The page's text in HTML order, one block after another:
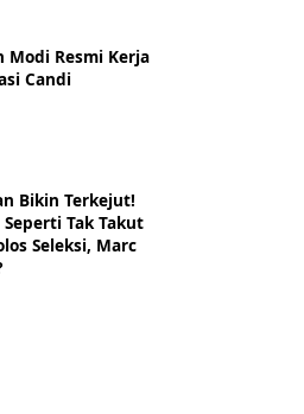
Modi Resmi Kerja
Candi
Bikin Terkejut!
Tak Takut
Seleksi, Marc